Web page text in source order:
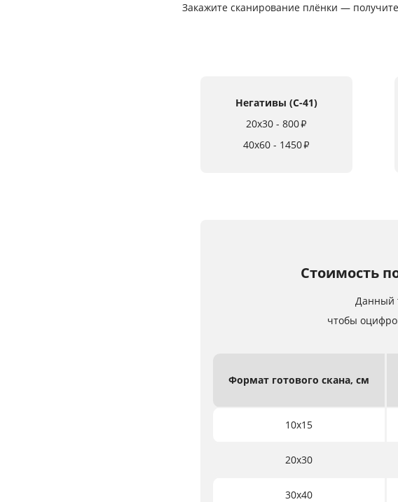
Закажите сканирование плёнки —
Негативы (C-41)
20x30 - 800₽
40x60 - 1450₽
Стоимость
Данный
чтобы
Формат готового скана, см
10х15
20х30
30х40